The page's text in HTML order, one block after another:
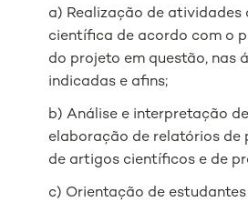
a) Realização de atividades
científica de acordo com o
do projeto em questão, nas
indicadas e afins;
b) Análise e interpretação
elaboração de relatórios de
de artigos científicos e de
c) Orientação de